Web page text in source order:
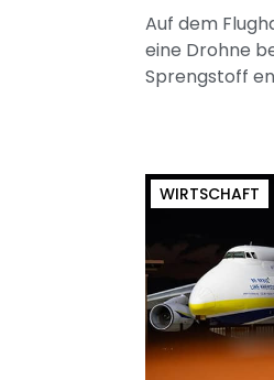
Auf dem
eine Drohne
Sprengstoff
WIRTSCHAFT